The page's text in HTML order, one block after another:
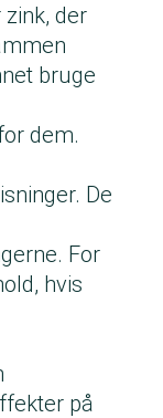
der
bruge
dem.
De
For
hvis
på